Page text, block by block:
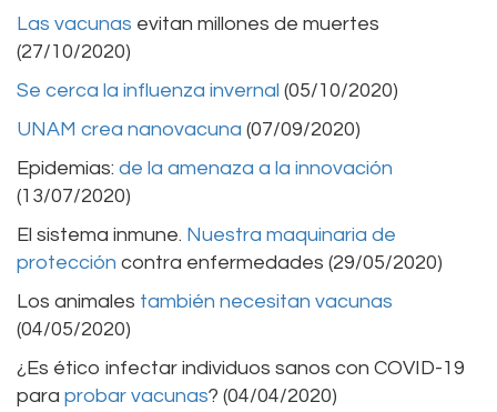
Las vacunas evitan millones de muertes
(27/10/2020)
Se cerca la influenza invernal (05/10/2020)
UNAM crea nanovacuna (07/09/2020)
Epidemias: de la amenaza a la innovación
(13/07/2020)
El sistema inmune. Nuestra maquinaria de
protección contra enfermedades (29/05/2020)
Los animales también necesitan vacunas
(04/05/2020)
¿Es ético infectar individuos sanos con COVID-19
para probar vacunas? (04/04/2020)